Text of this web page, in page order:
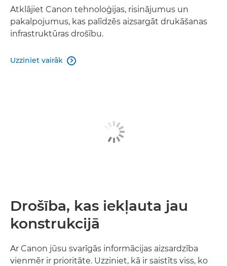
Atklājiet Canon tehnoloģijas, risinājumus un
pakalpojumus, kas palīdzēs aizsargāt drukāšanas
infrastruktūras drošību.
Uzziniet vairāk 
Drošība, kas iekļauta jau
konstrukcijā
Ar Canon jūsu svarīgās informācijas aizsardzība
vienmēr ir prioritāte. Uzziniet, kā ir saistīts viss, ko